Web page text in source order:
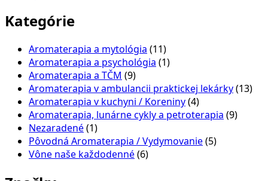
Kategórie
Aromaterapia a mytológia (11)
Aromaterapia a psychológia (1)
Aromaterapia a TČM (9)
Aromaterapia v ambulancii praktickej lekárky(13)
Aromaterapia v kuchyni / Koreniny(4)
Aromaterapia, lunárne cykly a petroterapia (9)
Nezaradené(1)
Pôvodná Aromaterapia / Vydymovanie(5)
Vône naše každodenné(6)